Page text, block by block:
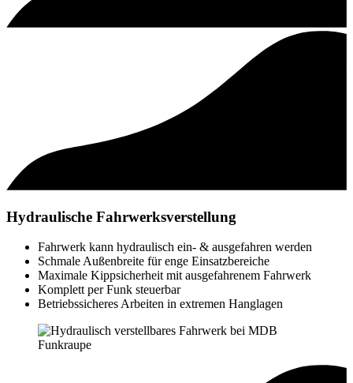
Hydraulische Fahrwerksverstellung
Fahrwerk kann hydraulisch ein- & ausgefahren werden
Schmale Außenbreite für enge Einsatzbereiche
Maximale Kippsicherheit mit ausgefahrenem Fahrwerk
Komplett per Funk steuerbar
Betriebssicheres Arbeiten in extremen Hanglagen